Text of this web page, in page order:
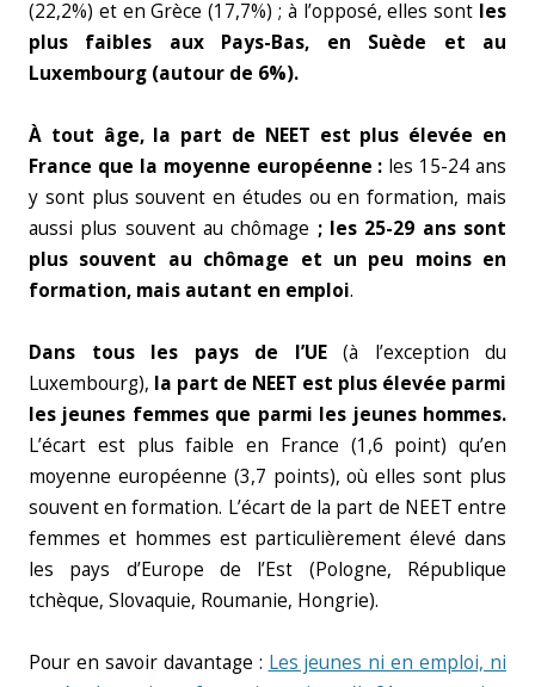
(22,2%) et en Grèce (17,7%) ; à l’opposé, elles sont les
plus faibles aux Pays-Bas, en Suède et au
Luxembourg (autour de 6%).
À tout âge, la part de NEET est plus élevée en
France que la moyenne européenne : les 15-24 ans
y sont plus souvent en études ou en formation, mais
aussi plus souvent au chômage ; les 25-29 ans sont
plus souvent au chômage et un peu moins en
formation, mais autant en emploi.
Dans tous les pays de l’UE(à l’exception du
Luxembourg), la part de NEET est plus élevée parmi
les jeunes femmes que parmi les jeunes hommes.
L’écart est plus faible en France (1,6 point) qu’en
moyenne européenne (3,7 points), où elles sont plus
souvent en formation. L’écart de la part de NEET entre
femmes et hommes est particulièrement élevé dans
les pays d’Europe de l’Est (Pologne, République
tchèque, Slovaquie, Roumanie, Hongrie).
Pour en savoir davantage : Les jeunes ni en emploi, ni